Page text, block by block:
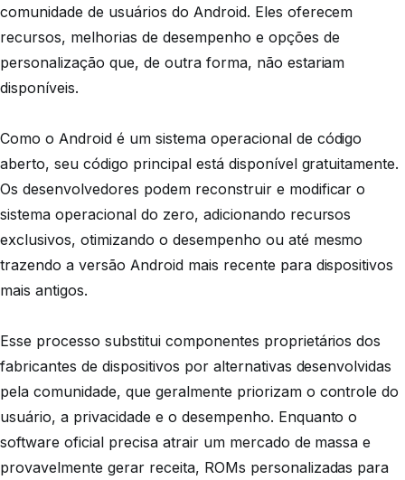
comunidade de usuários do Android. Eles oferecem
recursos, melhorias de desempenho e opções de
personalização que, de outra forma, não estariam
disponíveis.
Como o Android é um sistema operacional de código
aberto, seu código principal está disponível gratuitamente.
Os desenvolvedores podem reconstruir e modificar o
sistema operacional do zero, adicionando recursos
exclusivos, otimizando o desempenho ou até mesmo
trazendo a versão Android mais recente para dispositivos
mais antigos.
Esse processo substitui componentes proprietários dos
fabricantes de dispositivos por alternativas desenvolvidas
pela comunidade, que geralmente priorizam o controle do
usuário, a privacidade e o desempenho. Enquanto o
software oficial precisa atrair um mercado de massa e
provavelmente gerar receita, ROMs personalizadas para